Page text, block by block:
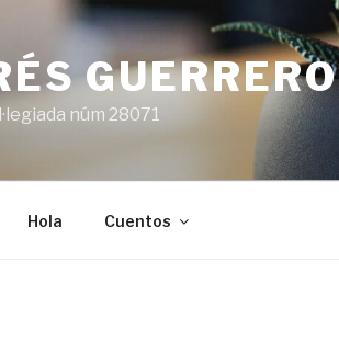
GUERRERO
núm 28071
Hola Cuentos